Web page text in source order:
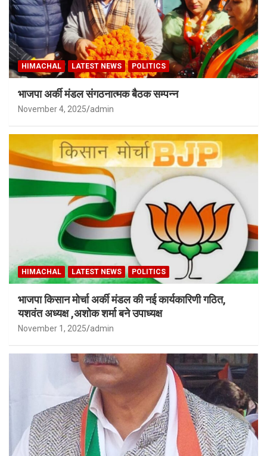
HIMACHAL LATEST NEWS POLITICS
भाजपा अर्की मंडल संगठनात्मक बैठक सम्पन्न
November 4, 2025 admin
HIMACHAL LATEST NEWS POLITICS
भाजपा किसान मोर्चा अर्की मंडल की नई कार्यकारिणी गठित,
यशवंत अध्यक्ष ,अशोक शर्मा बने उपाध्यक्ष
November 1, 2025 admin